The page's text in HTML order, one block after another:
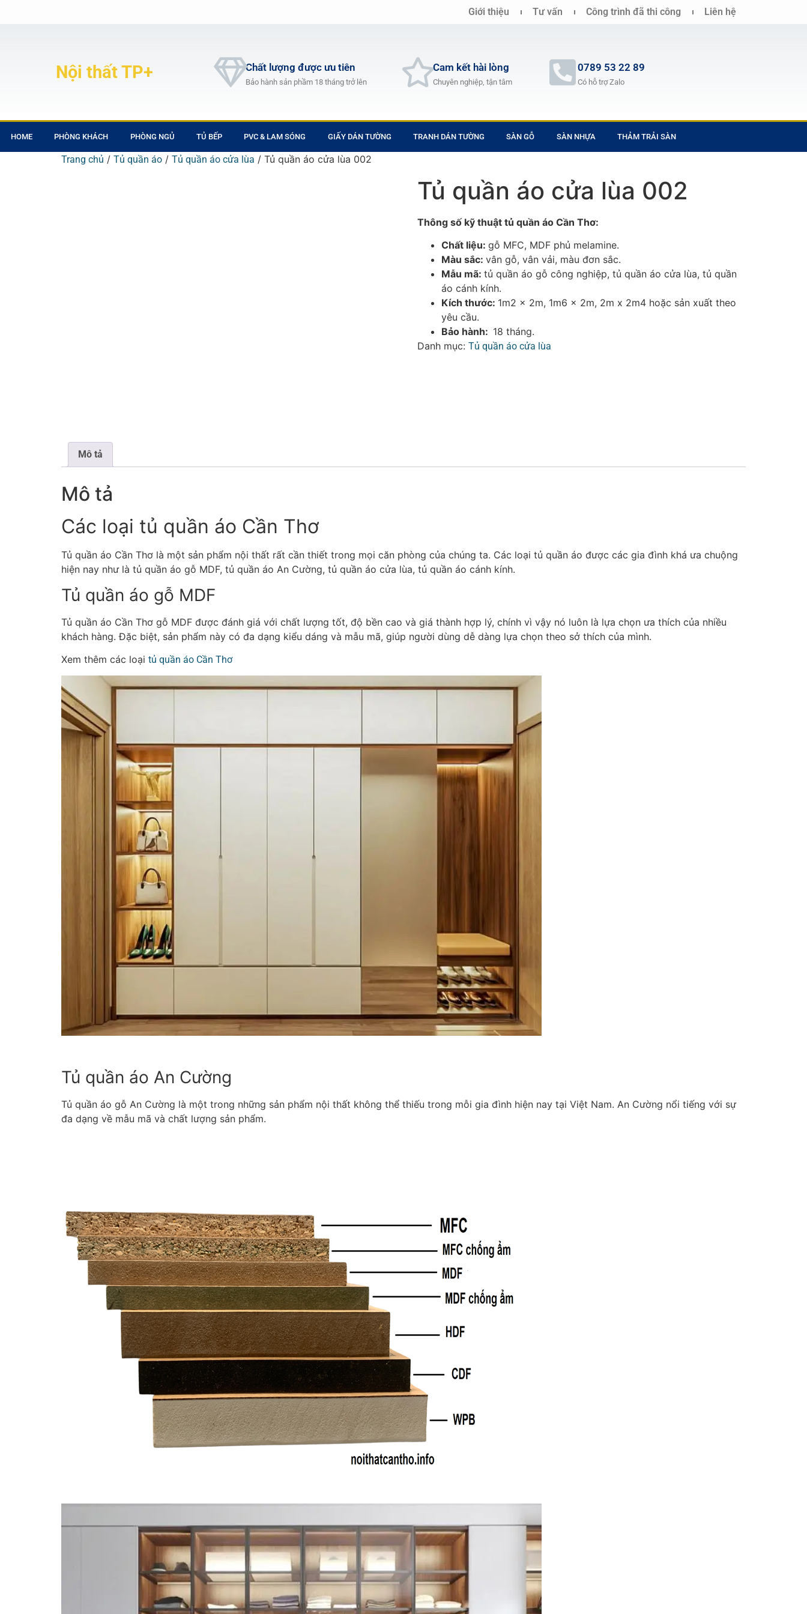
Giới thiệu Tư vấn Công trình đã thi công Liên hệ
Nội thất TP+ Chất lượng được ưu tiên
Bảo hành sản phầm 18 tháng trở lên
Cam kết hài lòng
Chuyên nghiệp, tận tâm
0789 53 22 89
Có hỗ trợ Zalo
HOME PHÒNG KHÁCH PHÒNG NGỦ TỦ BẾP PVC & LAM SÓNG GIẤY DÁN TƯỜNG TRANH DÁN TƯỜNG SÀN GỖ SÀN NHỰA THẢM TRẢI SÀN
Trang chủ / Tủ quần áo / Tủ quần áo cửa lùa / Tủ quần áo cửa lùa 002
Tủ quần áo cửa lùa 002
Thông số kỹ thuật tủ quần áo Cần Thơ:
Chất liệu: gỗ MFC, MDF phủ melamine.
Màu sắc: vân gỗ, vân vải, màu đơn sắc.
Mẫu mã: tủ quần áo gỗ công nghiệp, tủ quần áo cửa lùa, tủ quần
áo cánh kính.
Kích thước: 1m2 x 2m, 1m6 x 2m, 2m x 2m4 hoặc sản xuất theo
yêu cầu.
Bảo hành: 18 tháng.
Danh mục: Tủ quần áo cửa lùa
Mô tả
Mô tả
Các loại tủ quần áo Cần Thơ
Tủ quần áo Cần Thơ là một sản phẩm nội thất rất cần thiết trong mọi căn phòng của chúng ta. Các loại tủ quần áo được các gia đình khá ưa chuộng
hiện nay như là tủ quần áo gỗ MDF, tủ quần áo An Cường, tủ quần áo cửa lùa, tủ quần áo cánh kính.
Tủ quần áo gỗ MDF
Tủ quần áo Cần Thơ gỗ MDF được đánh giá với chất lượng tốt, độ bền cao và giá thành hợp lý, chính vì vậy nó luôn là lựa chọn ưa thích của nhiều
khách hàng. Đặc biệt, sản phẩm này có đa dạng kiểu dáng và mẫu mã, giúp người dùng dễ dàng lựa chọn theo sở thích của mình.
Xem thêm các loại tủ quần áo Cần Thơ
Tủ quần áo An Cường
Tủ quần áo gỗ An Cường là một trong những sản phẩm nội thất không thể thiếu trong mỗi gia đình hiện nay tại Việt Nam. An Cường nổi tiếng với sự
đa dạng về mẫu mã và chất lượng sản phẩm.